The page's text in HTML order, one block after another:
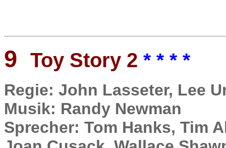
9 Toy Story 2 * * * *
Regie: John Lasseter, Lee
Musik: Randy Newman
Sprecher: Tom Hanks, Tim